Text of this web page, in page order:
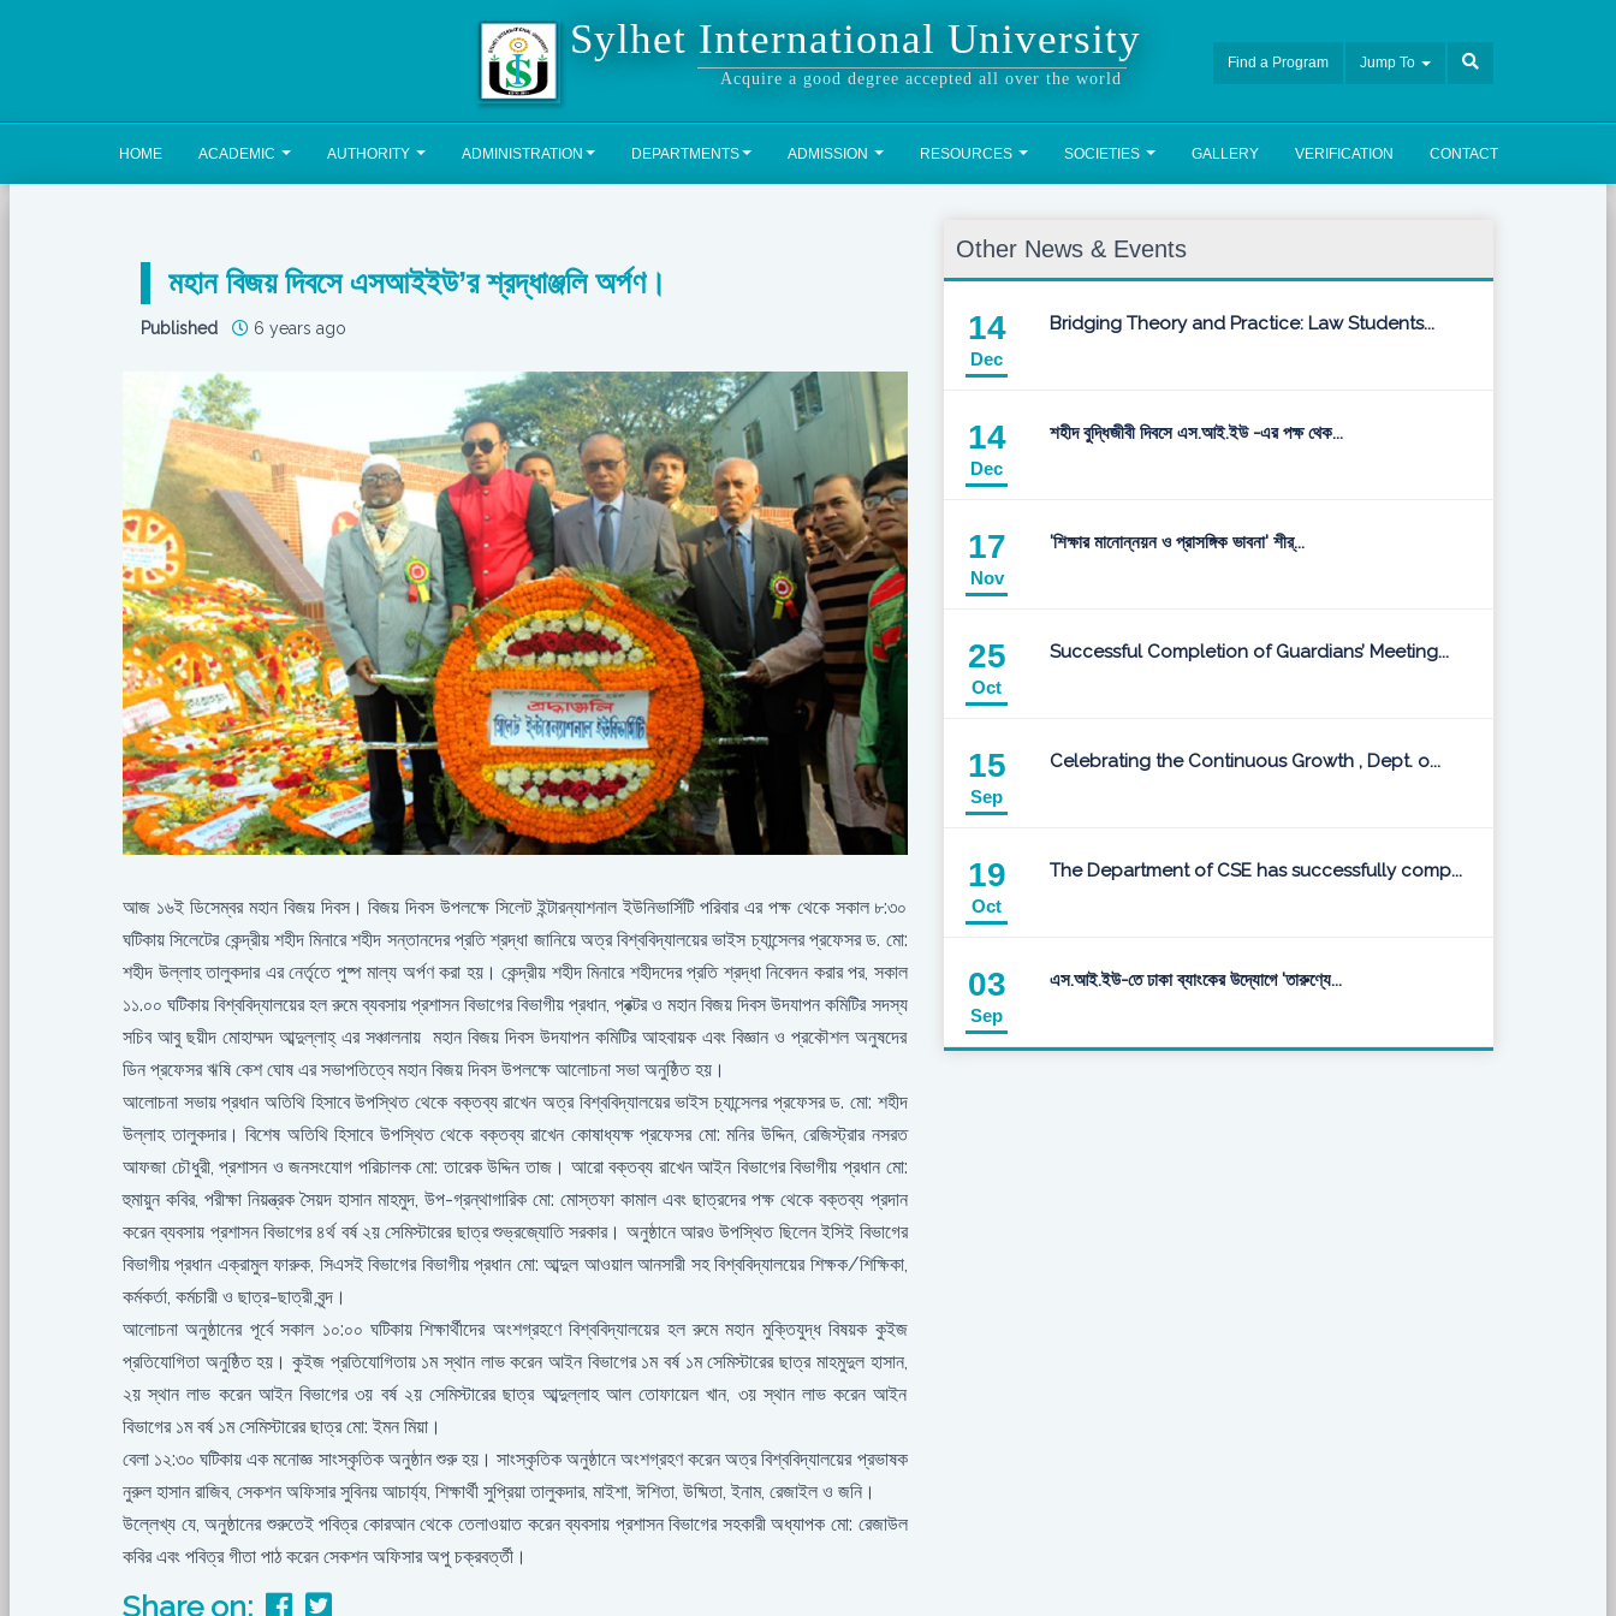
Find a Program Jump To
Sylhet International University
Acquire a good degree accepted all over the world
HOME ACADEMIC AUTHORITY ADMINISTRATION DEPARTMENTS ADMISSION RESOURCES SOCIETIES GALLERY VERIFICATION CONTACT
মহান বিজয় দিবসে এসআইইউ’র শ্রদ্ধাঞ্জলি অর্পণ।
Published 6 years ago
আজ ১৬ই ডিসেম্বর মহান বিজয় দিবস। বিজয় দিবস উপলক্ষে সিলেট ইন্টারন্যাশনাল ইউনিভার্সিটি পরিবার এর পক্ষ থেকে সকাল ৮:৩০
ঘটিকায় সিলেটের কেন্দ্রীয় শহীদ মিনারে শহীদ সন্তানদের প্রতি শ্রদ্ধা জানিয়ে অত্র বিশ্ববিদ্যালয়ের ভাইস চ্যান্সেলর প্রফেসর ড. মো:
শহীদ উল্লাহ তালুকদার এর নের্তৃতে পুষ্প মাল্য অর্পণ করা হয়। কেন্দ্রীয় শহীদ মিনারে শহীদদের প্রতি শ্রদ্ধা নিবেদন করার পর, সকাল
১১.০০ ঘটিকায় বিশ্ববিদ্যালয়ের হল রুমে ব্যবসায় প্রশাসন বিভাগের বিভাগীয় প্রধান, প্রক্টর ও মহান বিজয় দিবস উদযাপন কমিটির সদস্য
সচিব আবু ছয়ীদ মোহাম্মদ আব্দুল্লাহ্ এর সঞ্চালনায় মহান বিজয় দিবস উদযাপন কমিটির আহবায়ক এবং বিজ্ঞান ও প্রকৌশল অনুষদের
ডিন প্রফেসর ঋষি কেশ ঘোষ এর সভাপতিত্বে মহান বিজয় দিবস উপলক্ষে আলোচনা সভা অনুষ্ঠিত হয়।
আলোচনা সভায় প্রধান অতিথি হিসাবে উপস্থিত থেকে বক্তব্য রাখেন অত্র বিশ্ববিদ্যালয়ের ভাইস চ্যান্সেলর প্রফেসর ড. মো: শহীদ
উল্লাহ তালুকদার। বিশেষ অতিথি হিসাবে উপস্থিত থেকে বক্তব্য রাখেন কোষাধ্যক্ষ প্রফেসর মো: মনির উদ্দিন, রেজিস্ট্রার নসরত
আফজা চৌধুরী, প্রশাসন ও জনসংযোগ পরিচালক মো: তারেক উদ্দিন তাজ। আরো বক্তব্য রাখেন আইন বিভাগের বিভাগীয় প্রধান মো:
হুমায়ুন কবির, পরীক্ষা নিয়ন্ত্রক সৈয়দ হাসান মাহমুদ, উপ-গ্রন্থাগারিক মো: মোস্তফা কামাল এবং ছাত্রদের পক্ষ থেকে বক্তব্য প্রদান
করেন ব্যবসায় প্রশাসন বিভাগের ৪র্থ বর্ষ ২য় সেমিস্টারের ছাত্র শুভ্রজ্যোতি সরকার। অনুষ্ঠানে আরও উপস্থিত ছিলেন ইসিই বিভাগের
বিভাগীয় প্রধান এক্রামুল ফারুক, সিএসই বিভাগের বিভাগীয় প্রধান মো: আব্দুল আওয়াল আনসারী সহ বিশ্ববিদ্যালয়ের শিক্ষক/শিক্ষিকা,
কর্মকর্তা, কর্মচারী ও ছাত্র-ছাত্রী বৃন্দ।
আলোচনা অনুষ্ঠানের পূর্বে সকাল ১০:০০ ঘটিকায় শিক্ষার্থীদের অংশগ্রহণে বিশ্ববিদ্যালয়ের হল রুমে মহান মুক্তিযুদ্ধ বিষয়ক কুইজ
প্রতিযোগিতা অনুষ্ঠিত হয়। কুইজ প্রতিযোগিতায় ১ম স্থান লাভ করেন আইন বিভাগের ১ম বর্ষ ১ম সেমিস্টারের ছাত্র মাহমুদুল হাসান,
২য় স্থান লাভ করেন আইন বিভাগের ৩য় বর্ষ ২য় সেমিস্টারের ছাত্র আব্দুল্লাহ আল তোফায়েল খান, ৩য় স্থান লাভ করেন আইন
বিভাগের ১ম বর্ষ ১ম সেমিস্টারের ছাত্র মো: ইমন মিয়া।
বেলা ১২:৩০ ঘটিকায় এক মনোজ্ঞ সাংস্কৃতিক অনুষ্ঠান শুরু হয়। সাংস্কৃতিক অনুষ্ঠানে অংশগ্রহণ করেন অত্র বিশ্ববিদ্যালয়ের প্রভাষক
নুরুল হাসান রাজিব, সেকশন অফিসার সুবিনয় আচার্য্য, শিক্ষার্থী সুপ্রিয়া তালুকদার, মাইশা, ঈশিতা, উষ্মিতা, ইনাম, রেজাইল ও জনি।
উল্লেখ্য যে, অনুষ্ঠানের শুরুতেই পবিত্র কোরআন থেকে তেলাওয়াত করেন ব্যবসায় প্রশাসন বিভাগের সহকারী অধ্যাপক মো: রেজাউল
কবির এবং পবিত্র গীতা পাঠ করেন সেকশন অফিসার অপু চক্রবর্ত্তী।
Share on:
Other News & Events
14
Dec
Bridging Theory and Practice: Law Students...
14
Dec
শহীদ বুদ্ধিজীবী দিবসে এস.আই.ইউ -এর পক্ষ থেক...
17
Nov
'শিক্ষার মানোন্নয়ন ও প্রাসঙ্গিক ভাবনা' শীর্...
25
Oct
Successful Completion of Guardians’ Meeting...
15
Sep
Celebrating the Continuous Growth , Dept. o...
19
Oct
The Department of CSE has successfully comp...
03
Sep
এস.আই.ইউ-তে ঢাকা ব্যাংকের উদ্যোগে 'তারুণ্যে...